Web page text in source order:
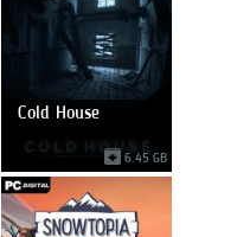
Cold House
6.45 GB